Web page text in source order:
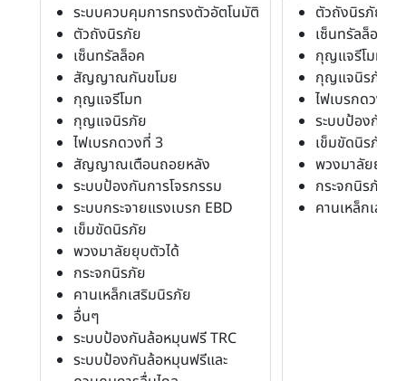
ระบบควบคุมการทรงตัวอัตโนมัติ
ตัวถังนิรภัย
เซ็นทรัลล็อค
สัญญาณกันขโมย
กุญแจรีโมท
กุญแจนิรภัย
ไฟเบรกดวงที่ 3
สัญญาณเตือนถอยหลัง
ระบบป้องกันการโจรกรรม
ระบบกระจายแรงเบรก EBD
เข็มขัดนิรภัย
พวงมาลัยยุบตัวได้
กระจกนิรภัย
คานเหล็กเสริมนิรภัย
อื่นๆ
ระบบป้องกันล้อหมุนฟรี TRC
ระบบป้องกันล้อหมุนฟรีและ
ตัวถังนิรภัย
เซ็นทรัลล็อค
กุญแจรีโมท
กุญแจนิรภัย
ไฟเบรกดวงที่ 3
ระบบป้องกันก
เข็มขัดนิรภัย
พวงมาลัยยุบตั
กระจกนิรภัย
คานเหล็กเสริ